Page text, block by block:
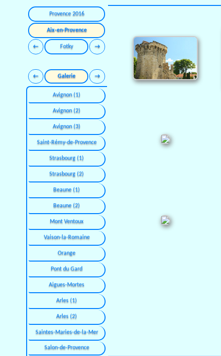
Provence 2016
Aix-en-Provence
← Fotky →
← Galerie →
Avignon (1)
Avignon (2)
Avignon (3)
Saint-Rémy-de-Provence
Strasbourg (1)
Strasbourg (2)
Beaune (1)
Beaune (2)
Mont Ventoux
Vaison-la-Romaine
Orange
Pont du Gard
Aigues-Mortes
Arles (1)
Arles (2)
Saintes-Maries-de-la-Mer
Salon-de-Provence